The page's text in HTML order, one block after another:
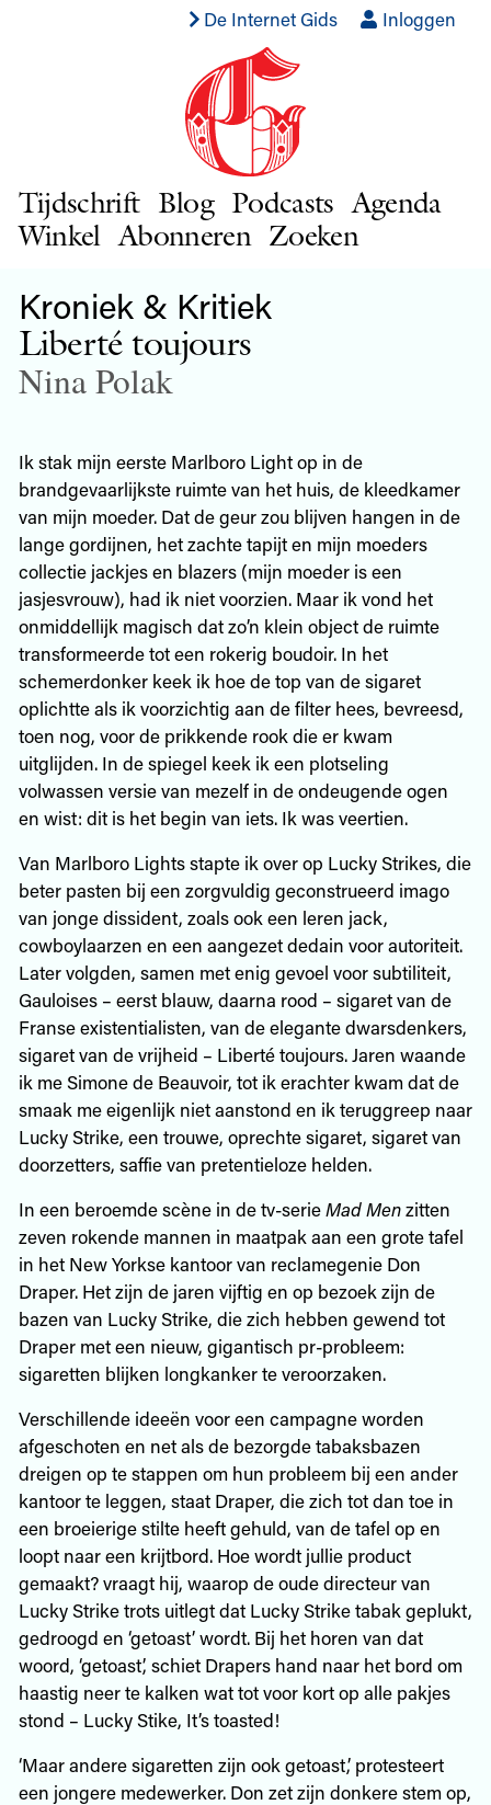
De Internet Gids Inloggen
Tijdschrift Blog Podcasts Agenda
Winkel Abonneren Zoeken
Kroniek & Kritiek
Liberté toujours
Nina Polak
Ik stak mijn eerste Marlboro Light op in de
brandgevaarlijkste ruimte van het huis, de kleedkamer
van mijn moeder. Dat de geur zou blijven hangen in de
lange gordijnen, het zachte tapijt en mijn moeders
collectie jackjes en blazers (mijn moeder is een
jasjesvrouw), had ik niet voorzien. Maar ik vond het
onmiddellijk magisch dat zo’n klein object de ruimte
transformeerde tot een rokerig boudoir. In het
schemerdonker keek ik hoe de top van de sigaret
oplichtte als ik voorzichtig aan de filter hees, bevreesd,
toen nog, voor de prikkende rook die er kwam
uitglijden. In de spiegel keek ik een plotseling
volwassen versie van mezelf in de ondeugende ogen
en wist: dit is het begin van iets. Ik was veertien.
Van Marlboro Lights stapte ik over op Lucky Strikes, die
beter pasten bij een zorgvuldig geconstrueerd imago
van jonge dissident, zoals ook een leren jack,
cowboylaarzen en een aangezet dedain voor autoriteit.
Later volgden, samen met enig gevoel voor subtiliteit,
Gauloises – eerst blauw, daarna rood – sigaret van de
Franse existentialisten, van de elegante dwarsdenkers,
sigaret van de vrijheid – Liberté toujours. Jaren waande
ik me Simone de Beauvoir, tot ik erachter kwam dat de
smaak me eigenlijk niet aanstond en ik teruggreep naar
Lucky Strike, een trouwe, oprechte sigaret, sigaret van
doorzetters, saffie van pretentieloze helden.
In een beroemde scène in de tv-serieMad Menzitten
zeven rokende mannen in maatpak aan een grote tafel
in het New Yorkse kantoor van reclamegenie Don
Draper. Het zijn de jaren vijftig en op bezoek zijn de
bazen van Lucky Strike, die zich hebben gewend tot
Draper met een nieuw, gigantisch pr-probleem:
sigaretten blijken longkanker te veroorzaken.
Verschillende ideeën voor een campagne worden
afgeschoten en net als de bezorgde tabaksbazen
dreigen op te stappen om hun probleem bij een ander
kantoor te leggen, staat Draper, die zich tot dan toe in
een broeierige stilte heeft gehuld, van de tafel op en
loopt naar een krijtbord. Hoe wordt jullie product
gemaakt? vraagt hij, waarop de oude directeur van
Lucky Strike trots uitlegt dat Lucky Strike tabak geplukt,
gedroogd en ‘getoast’ wordt. Bij het horen van dat
woord, ‘getoast’, schiet Drapers hand naar het bord om
haastig neer te kalken wat tot voor kort op alle pakjes
stond – Lucky Stike, It’s toasted!
‘Maar andere sigaretten zijn ook getoast,’ protesteert
een jongere medewerker. Don zet zijn donkere stem op,